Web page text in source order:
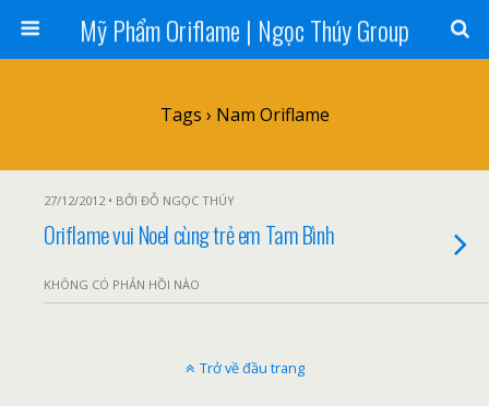
Mỹ Phẩm Oriflame | Ngọc Thúy Group
Tags › Nam Oriflame
27/12/2012 • BỞI ĐỖ NGỌC THÚY
Oriflame vui Noel cùng trẻ em Tam Bình
KHÔNG CÓ PHẢN HỒI NÀO
Trở về đầu trang